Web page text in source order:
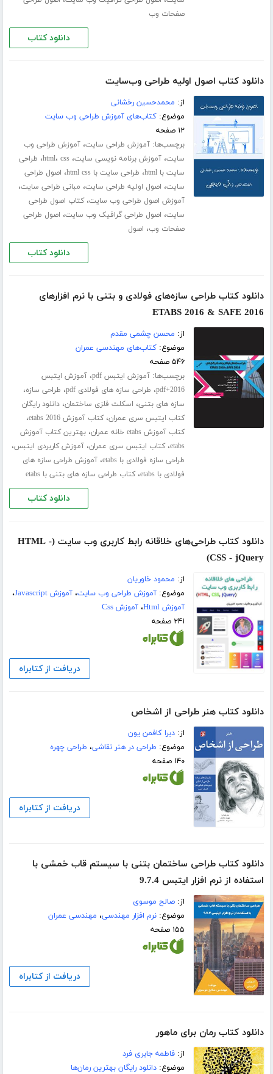
صفحات وب
دانلود کتاب
دانلود کتاب اصول اولیه طراحی وب‌سایت
از: محمد‌حسین رخشانی
موضوع:کتاب‌های آموزش طراحی وب سایت
۱۲ صفحه
برچسب‌ها:آموزش طراحی سایت،آموزش طراحی وب
سایت،آموزش برنامه نویسی سایت، html، css ، طراحی
سایت با html
، طراحی سایت با html css ، اصول طراحی
سایت، اصول اولیه طراحی سایت، مبانی طراحی سایت،
آموزش اصول طراحی وب سایت،کتاب اصول طراحی
سایت، اصول طراحی گرافیک وب سایت، اصول طراحی
صفحات وب، اصول
دانلود کتاب
دانلود کتاب طراحی سازه‌های فولادی و بتنی با نرم افزارهای
ETABS 2016 & SAFE 2016
از: محسن چشمی مقدم
موضوع:کتاب‌های مهندسی عمران
۵۴۶ صفحه
برچسب‌ها:آموزش ایتبس pdf ،آموزش ایتبس
2016+pdf
، طراحی سازه های فولادی pdf ، طراحی سازه،
سازه های بتنی، اسکلت فلزی ساختمان،دانلود رایگان
کتاب ایتبس سری عمران،کتاب آموزش etabs 2016 ،
کتاب آموزش etabs خانه عمران ،بهترین کتاب آموزش
etabs،کتاب ایتبس سری عمران،آموزش کاربردی ایتبس،
طراحی سازه فولادی با etabs ،آموزش طراحی سازه های
فولادی با etabs
،کتاب طراحی سازه های بتنی با etabs
دانلود کتاب
دانلود کتاب طراحی‌های خلاقانه رابط کاربری وب سایت (HTML -
CSS - jQuery)
از: محمود خاوریان
موضوع:آموزش طراحی وب سایت،آموزش Javascript
،
آموزش Html
،آموزش Css
۲۴۱ صفحه
دریافت از کتابراه
دانلود کتاب هنر طراحی از اشخاص
از:دبرا کافمن یون
موضوع: طراحی در هنر نقاشی، طراحی چهره
۱۴۰ صفحه
دریافت از کتابراه
دانلود کتاب طراحی ساختمان بتنی با سیستم قاب خمشی با
استفاده از نرم افزار ایتبس 9.7.4
از:صالح موسوی
موضوع:نرم افزار مهندسی، مهندسی عمران
۱۵۵ صفحه
دریافت از کتابراه
دانلود کتاب رمان برای ماهور
از:فاطمه جابری فرد
موضوع:دانلود رایگان بهترین رمان‌ها